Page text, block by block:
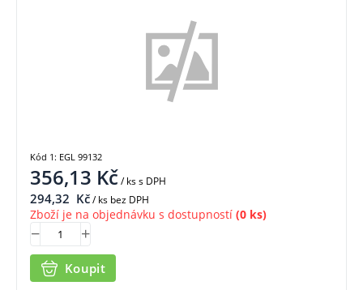
356,13 Kč/ kss DPH
294,32 Kč/ ks bez DPH
Zboží je na objednávku s dostupností (0 ks)
Koupit
Kód 1: EGL 99132